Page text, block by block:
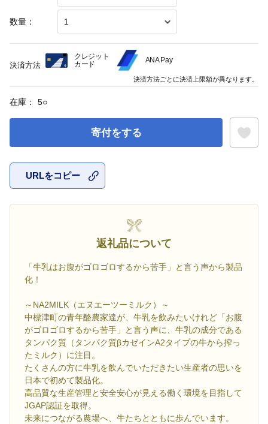
数量：
在庫： 5○
寄付をする
URLをコピー
返礼品について
「牛乳はお腹がゴロゴロするから苦手」と言う声から製品
化！
～NA2MILK（エヌエーツーミルク）～
中標津町の青年酪農家達が、牛乳を飲みたいけれど「お腹
がゴロゴロするから苦手」と言う声に、牛乳の成分である
タンパク質（タンパク質βカゼインA2タイプの牛から搾っ
たミルク）に注目。
たくさんの方に牛乳を飲んでいただきたい生産者の思いを
日本で初めて製品化。
高品質な生産管理と安全安心が見える働く環境を目指して
JGAP認証を取得。
未来につながる農場へ、牛たちとともに歩んでいます。
決済方法
クレジット
カード
ANA Pay
決済方法ごとに決済上限額が異なります。